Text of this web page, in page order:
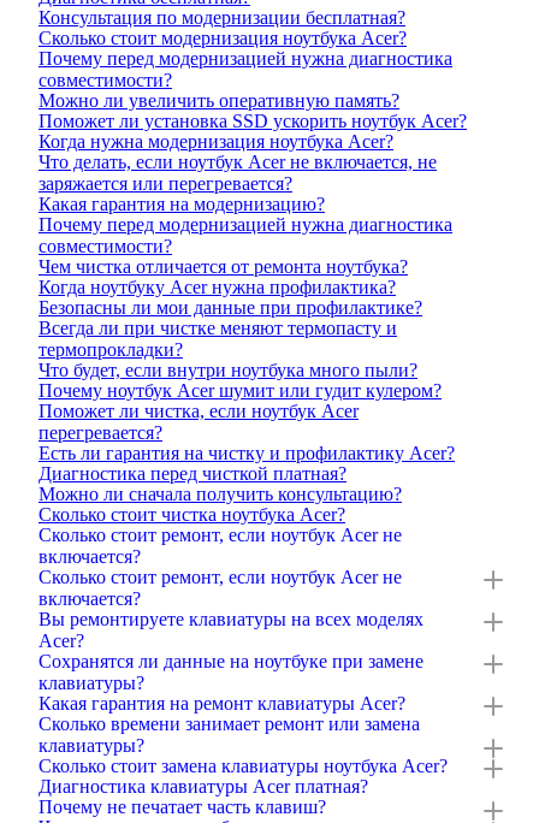
Консультация по модернизации бесплатная?
Сколько стоит модернизация ноутбука Acer?
Почему перед модернизацией нужна диагностика
совместимости?
Можно ли увеличить оперативную память?
Поможет ли установка SSD ускорить ноутбук Acer?
Когда нужна модернизация ноутбука Acer?
Что делать, если ноутбук Acer не включается, не
заряжается или перегревается?
Какая гарантия на модернизацию?
Почему перед модернизацией нужна диагностика
совместимости?
Чем чистка отличается от ремонта ноутбука?
Когда ноутбуку Acer нужна профилактика?
Безопасны ли мои данные при профилактике?
Всегда ли при чистке меняют термопасту и
термопрокладки?
Что будет, если внутри ноутбука много пыли?
Почему ноутбук Acer шумит или гудит кулером?
Поможет ли чистка, если ноутбук Acer
перегревается?
Есть ли гарантия на чистку и профилактику Acer?
Диагностика перед чисткой платная?
Можно ли сначала получить консультацию?
Сколько стоит чистка ноутбука Acer?
Сколько стоит ремонт, если ноутбук Acer не
включается?
Сколько стоит ремонт, если ноутбук Acer не
включается?
Вы ремонтируете клавиатуры на всех моделях
Acer?
Сохранятся ли данные на ноутбуке при замене
клавиатуры?
Какая гарантия на ремонт клавиатуры Acer?
Сколько времени занимает ремонт или замена
клавиатуры?
Сколько стоит замена клавиатуры ноутбука Acer?
Диагностика клавиатуры Acer платная?
Почему не печатает часть клавиш?